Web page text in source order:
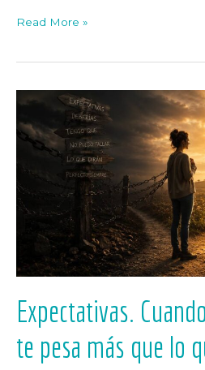
Read More »
Expectativas.
te pesa más que lo
Expectativas.
lo
esperas
te
pesa
que